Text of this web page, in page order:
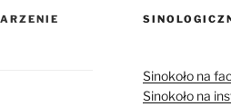
Sinokoło na
Sinokoło na